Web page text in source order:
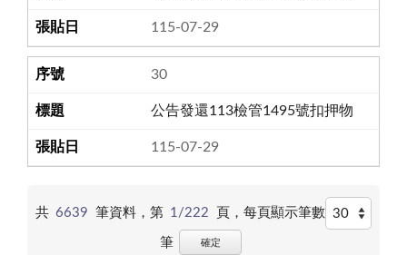
115-07-29
30
公告發還113檢管1495號扣押物
115-07-29
共 6639 筆資料，第 1/222 頁， 每頁顯示筆數
筆 確定